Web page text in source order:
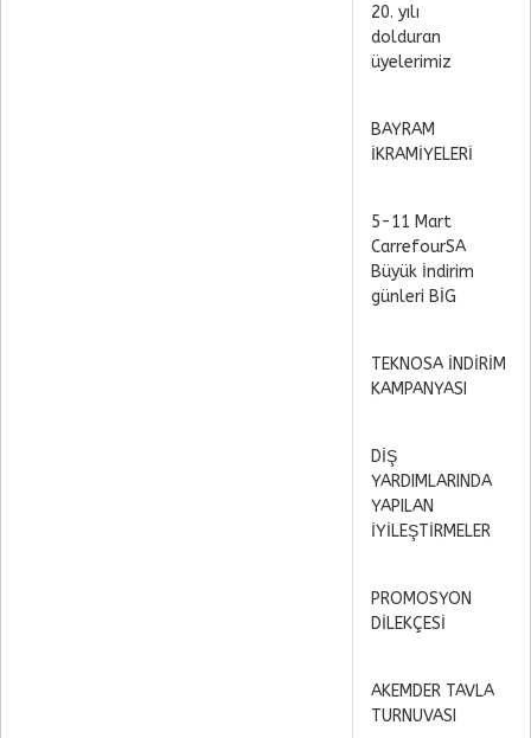
20. yılı
dolduran
üyelerimiz
BAYRAM
İKRAMİYELERİ
5-11 Mart
CarrefourSA
Büyük İndirim
günleri BİG
TEKNOSA İNDİRİM
KAMPANYASI
DİŞ
YARDIMLARINDA
YAPILAN
İYİLEŞTİRMELER
PROMOSYON
DİLEKÇESİ
AKEMDER TAVLA
TURNUVASI